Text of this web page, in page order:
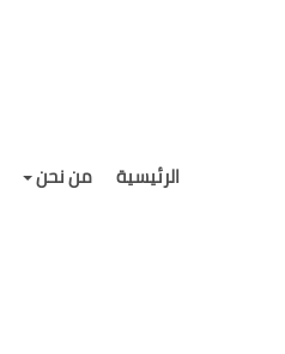
الرئيسية من نحن